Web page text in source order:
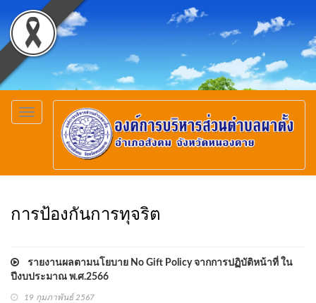
Toggle
navigation
การป้องกันการทุจริต
รายงานผลตามนโยบาย No Gift Policy จากการปฏิบัติหน้าที่ ใน
ปีงบประมาณ พ.ศ.2566
19 กุมภาพันธ์ 2567